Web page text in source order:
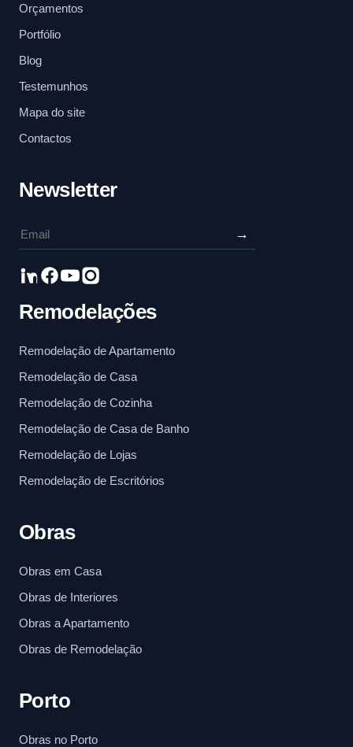
Orçamentos
Portfólio
Blog
Testemunhos
Mapa do site
Contactos
Newsletter
→
Remodelações
Remodelação de Apartamento
Remodelação de Casa
Remodelação de Cozinha
Remodelação de Casa de Banho
Remodelação de Lojas
Remodelação de Escritórios
Obras
Obras em Casa
Obras de Interiores
Obras a Apartamento
Obras de Remodelação
Porto
Obras no Porto